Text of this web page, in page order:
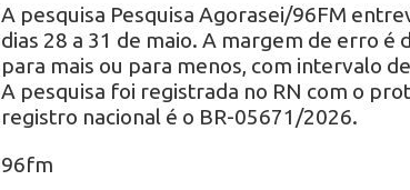
A pesquisa Pesquisa Agorasei/96FM
dias 28 a 31 de maio. A margem de erro é
para mais ou para menos, com intervalo
A pesquisa foi registrada no RN com o
registro nacional é o BR-05671/2026.
96fm